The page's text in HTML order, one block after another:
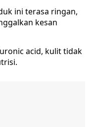
ini terasa ringan,
kesan
acid, kulit tidak